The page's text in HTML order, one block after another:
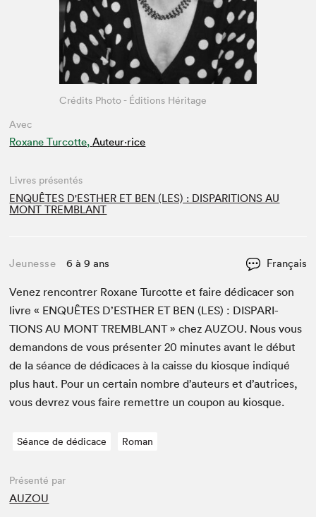
Avec
Roxane Turcotte, Auteur·rice
Crédits Photo - Éditions Héritage
Livres présentés
ENQUÊTES D'ESTHER ET BEN (LES) : DISPARITIONS AU
MONT TREMBLANT
Jeunesse 6 à 9 ans Français
Venez ren­con­tr­er Rox­ane Tur­cotte et faire dédi­cac­er son
livre « ENQUÊTES D’ES­THER ET BEN (LES) : DIS­PARI­
TIONS AU MONT TREM­BLANT» chezAUZOU. Nous vous
deman­dons de vous présen­ter20 min­utes avant le début
de la séance de dédi­caces à la caisse du kiosque indiqué
plus haut. Pour un cer­tain nom­bre d’auteurs et d’autrices,
vous devrez vous faire remet­tre un coupon au kiosque.
Séance de dédicace Roman
Présenté par
AUZOU